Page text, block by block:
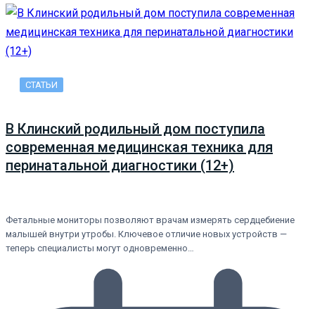
СТАТЬИ
В Клинский родильный дом поступила
современная медицинская техника для
перинатальной диагностики (12+)
Фетальные мониторы позволяют врачам измерять сердцебиение
малышей внутри утробы. Ключевое отличие новых устройств —
теперь специалисты могут одновременно…